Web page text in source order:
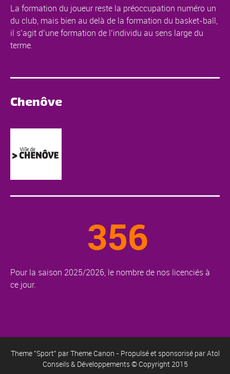
La formation du joueur reste la préoccupation numéro un
du club, mais bien au delà de la formation du basket-ball,
il s’agit d’une formation de l’individu au sens large du
terme.
Chenôve
356
Pour la saison 2025/2026, le nombre de nos licenciés à
ce jour.
Theme "Sport" parTheme Canon - Propulsé et sponsorisé parAtol
Conseils & Développements© Copyright 2015